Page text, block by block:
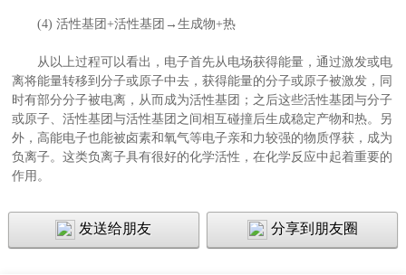
(4) 活性基团+活性基团→生成物+热
从以上过程可以看出，电子首先从电场获得能量，通过激发或电
离将能量转移到分子或原子中去，获得能量的分子或原子被激发，同
时有部分分子被电离，从而成为活性基团；之后这些活性基团与分子
或原子、活性基团与活性基团之间相互碰撞后生成稳定产物和热。另
外，高能电子也能被卤素和氧气等电子亲和力较强的物质俘获，成为
负离子。这类负离子具有很好的化学活性，在化学反应中起着重要的
作用。
发送给朋友 分享到朋友圈